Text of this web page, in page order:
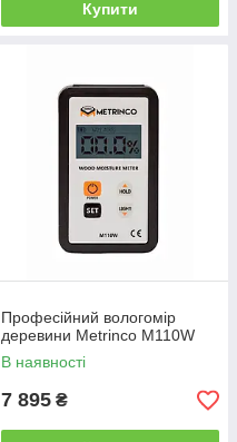
Купити
Професійний вологомір
деревини Metrinco M110W
В наявності
7 895 ₴